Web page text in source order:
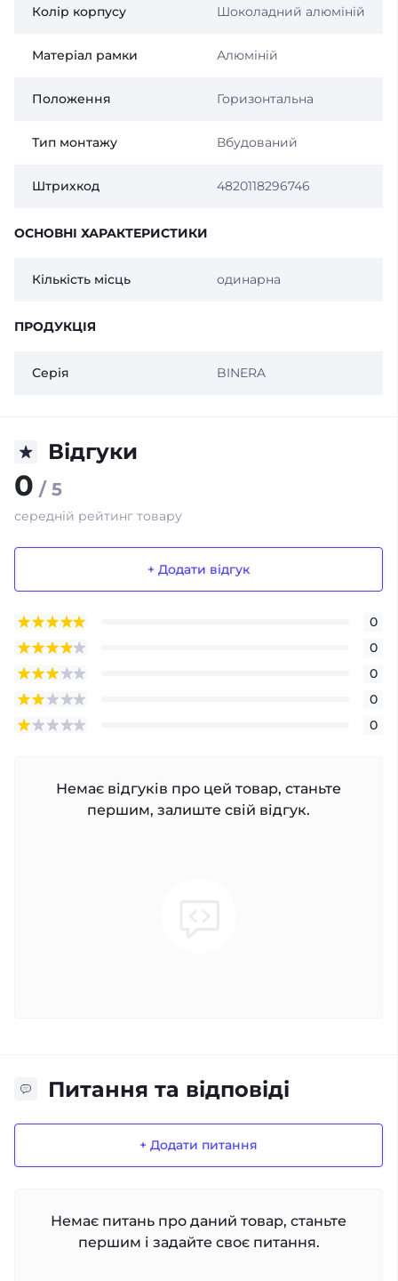
Колір корпусу Шоколадний алюміній
Матеріал рамки Алюміній
Положення Горизонтальна
Тип монтажу Вбудований
Штрихкод 4820118296746
ОСНОВНІ ХАРАКТЕРИСТИКИ
Кількість місць одинарна
ПРОДУКЦІЯ
Серія BINERA
Відгуки
0 / 5
середній рейтинг товару
+ Додати відгук
0
0
0
0
0
Немає відгуків про цей товар, станьте
першим, залиште свій відгук.
Питання та відповіді
+ Додати питання
Немає питань про даний товар, станьте
першим і задайте своє питання.